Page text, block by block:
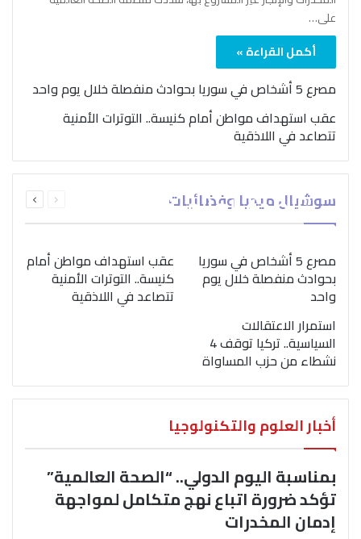
على…
أكمل القراءة »
مصرع 5 أشخاص في سوريا بحوادث منفصلة خلال يوم واحد
عقب استهداف مواطن أمام كنيسة.. التوترات الأمنية
تتصاعد في اللاذقية
سوشيال ميديا وفضائيات الصفحةالصفحة
بمناسبة اليوم الدولي..
“الصحة العالمية” تؤكد
ضرورة اتباع نهج متكامل
لمواجهة إدمان المخدرات
مصرع 5 أشخاص في سوريا
بحوادث منفصلة خلال يوم
واحد
عقب استهداف مواطن أمام
كنيسة.. التوترات الأمنية
تتصاعد في اللاذقية
استمرار الاعتقالات
السياسية.. تركيا توقف 4
نشطاء من حزب المساواة
أخبار العلوم والتكنولوجيا
بمناسبة اليوم الدولي.. “الصحة العالمية”
تؤكد ضرورة اتباع نهج متكامل لمواجهة
إدمان المخدرات